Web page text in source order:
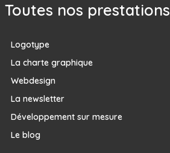
Toutes nos prestations
Logotype
La charte graphique
Webdesign
La newsletter
Développement sur mesure
Le blog